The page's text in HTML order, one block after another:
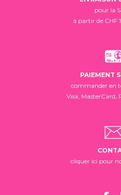
pour la
à partir de CHF
PAIEMENT
commander en
Visa, MasterCard,
cliquer ici pour